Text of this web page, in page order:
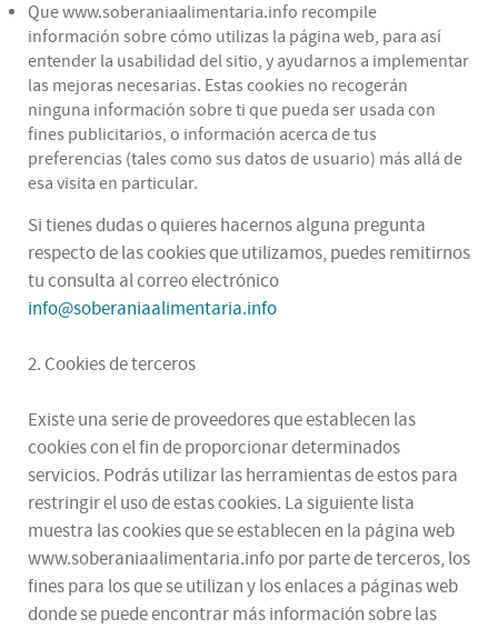
Que www.soberaniaalimentaria.info recompile
información sobre cómo utilizas la página web, para así
entender la usabilidad del sitio, y ayudarnos a implementar
las mejoras necesarias. Estas cookies no recogerán
ninguna información sobre ti que pueda ser usada con
fines publicitarios, o información acerca de tus
preferencias (tales como sus datos de usuario) más allá de
esa visita en particular.
Si tienes dudas o quieres hacernos alguna pregunta
respecto de las cookies que utilizamos, puedes remitirnos
tu consulta al correo electrónico
info@soberaniaalimentaria.info
2. Cookies de terceros
Existe una serie de proveedores que establecen las
cookies con el fin de proporcionar determinados
servicios. Podrás utilizar las herramientas de estos para
restringir el uso de estas cookies. La siguiente lista
muestra las cookies que se establecen en la página web
www.soberaniaalimentaria.info por parte de terceros, los
fines para los que se utilizan y los enlaces a páginas web
donde se puede encontrar más información sobre las